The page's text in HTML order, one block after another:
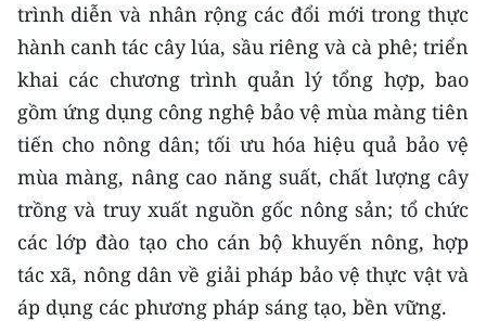
Media Pháp luật
Media Du lịch
Media Thế giới
Media Thể thao
Media Giáo dục
Media Y tế
Media Khoa học - Công nghệ
trình diễn và nhân rộng các đổi mới trong thực
hành canh tác cây lúa, sầu riêng và cà phê; triển
khai các chương trình quản lý tổng hợp, bao
gồm ứng dụng công nghệ bảo vệ mùa màng tiên
tiến cho nông dân; tối ưu hóa hiệu quả bảo vệ
mùa màng, nâng cao năng suất, chất lượng cây
trồng và truy xuất nguồn gốc nông sản; tổ chức
các lớp đào tạo cho cán bộ khuyến nông, hợp
tác xã, nông dân về giải pháp bảo vệ thực vật và
áp dụng các phương pháp sáng tạo, bền vững.